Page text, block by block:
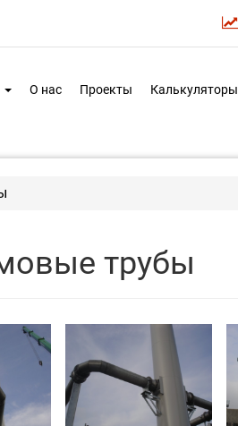
О нас Проекты Калькуляторы
трубы